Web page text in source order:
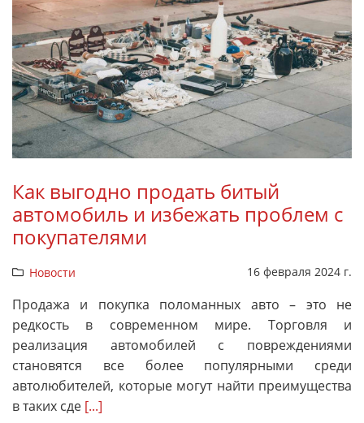
Как выгодно продать битый
автомобиль и избежать проблем с
покупателями
Новости 16 февраля 2024 г.
Продажа и покупка поломанных авто – это не
редкость в современном мире. Торговля и
реализация автомобилей с повреждениями
становятся все более популярными среди
автолюбителей, которые могут найти преимущества
в таких сде [...]